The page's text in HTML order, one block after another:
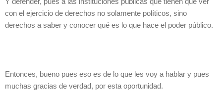
con el ejercicio de derechos no solamente políticos, sino
derechos a saber y conocer qué es lo que hace el poder público.
Entonces, bueno pues eso es de lo que les voy a hablar y pues
muchas gracias de verdad, por esta oportunidad.